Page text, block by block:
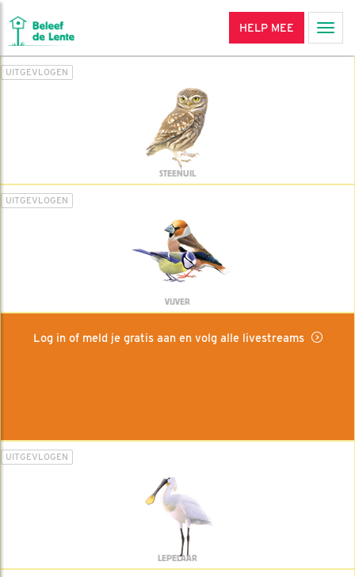
HELP MEE
UITGEVLOGEN
STEENUIL
UITGEVLOGEN
VIJVER
Log in of meld je gratis aan en volg alle livestreams
UITGEVLOGEN
LEPELAAR